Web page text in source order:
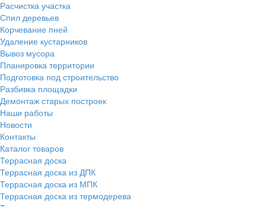
Расчистка участка
Спил деревьев
Корчевание пней
Удаление кустарников
Вывоз мусора
Планировка территории
Подготовка под строительство
Разбивка площадки
Демонтаж старых построек
Наши работы
Новости
Контакты
Каталог товаров
Террасная доска
Террасная доска из ДПК
Террасная доска из МПК
Террасная доска из термодерева